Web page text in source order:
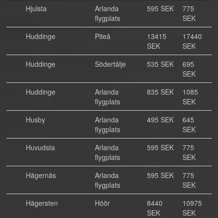
Hjulsta
Arlanda
flygplats
595 SEK
775
SEK
Huddinge
Piteå
13415
SEK
17440
SEK
Huddinge
Södertälje 535 SEK
695
SEK
Huddinge
Arlanda
flygplats
835 SEK
1085
SEK
Husby
Arlanda
flygplats
495 SEK
645
SEK
Huvudsta
Arlanda
flygplats
595 SEK
775
SEK
Hägernäs
Arlanda
flygplats
595 SEK
775
SEK
Hägersten
Höör
8440
SEK
10975
SEK